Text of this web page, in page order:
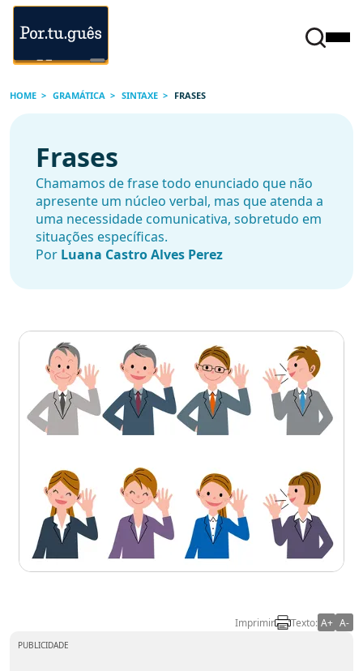
HOME GRAMÁTICA SINTAXE FRASES
Frases
Chamamos de frase todo enunciado que não
apresente um núcleo verbal, mas que atenda a
uma necessidade comunicativa, sobretudo em
situações específicas.
Por Luana Castro Alves Perez
Imprimir Texto: A+ A-
PUBLICIDADE